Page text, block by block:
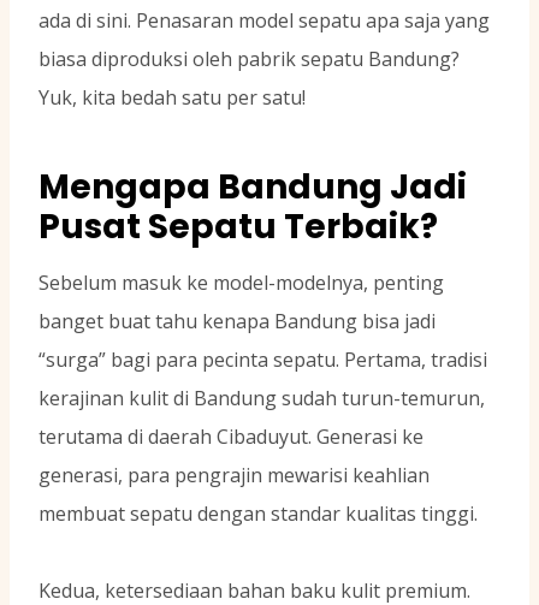
ada di sini. Penasaran model sepatu apa saja yang
biasa diproduksi oleh pabrik sepatu Bandung?
Yuk, kita bedah satu per satu!
Mengapa Bandung Jadi
Pusat Sepatu Terbaik?
Sebelum masuk ke model-modelnya, penting
banget buat tahu kenapa Bandung bisa jadi
“surga” bagi para pecinta sepatu. Pertama, tradisi
kerajinan kulit di Bandung sudah turun-temurun,
terutama di daerah Cibaduyut. Generasi ke
generasi, para pengrajin mewarisi keahlian
membuat sepatu dengan standar kualitas tinggi.
Kedua, ketersediaan bahan baku kulit premium.